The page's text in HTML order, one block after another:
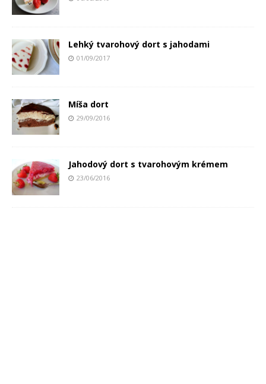
Lehký tvarohový dort s jahodami
01/09/2017
Míša dort
29/09/2016
Jahodový dort s tvarohovým krémem
23/06/2016